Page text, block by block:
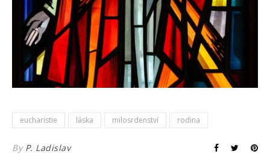
eucharistie láska milosrdenství rodina
By P. Ladislav